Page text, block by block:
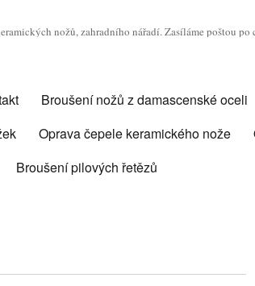
nožů, zahradního nářadí. Zasíláme poštou po
Broušení nožů z damascenské oceli
Oprava čepele keramického nože
Broušení pilových řetězů